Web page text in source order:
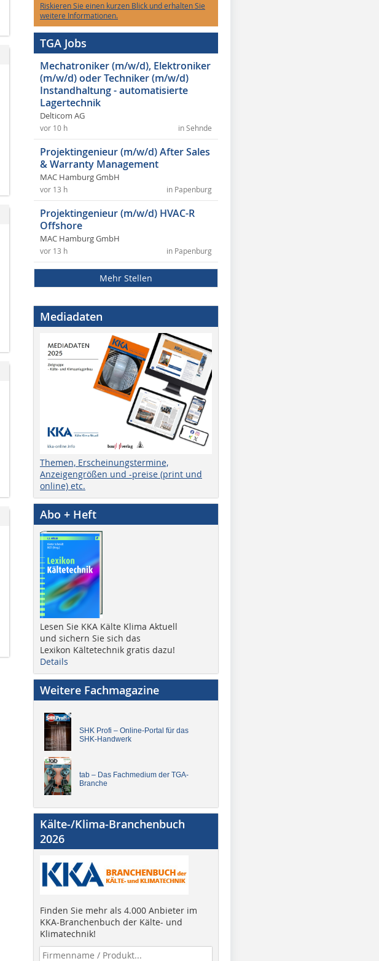
Riskieren Sie einen kurzen Blick und erhalten Sie
weitere Informationen.
TGA Jobs
Mechatroniker (m/w/d), Elektroniker
(m/w/d) oder Techniker (m/w/d)
Instandhaltung - automatisierte
Lagertechnik
Delticom AG
in Sehnde
vor 10 h
Projektingenieur (m/w/d) After Sales
& Warranty Management
MAC Hamburg GmbH
in Papenburg
vor 13 h
Projektingenieur (m/w/d) HVAC-R
Offshore
MAC Hamburg GmbH
in Papenburg
vor 13 h
Mehr Stellen
Mediadaten
Themen, Erscheinungstermine,
Anzeigengrößen und -preise (print und
online) etc.
Abo + Heft
Lesen Sie KKA Kälte Klima Aktuell
und sichern Sie sich das
Lexikon Kältetechnik gratis dazu!
Details
Weitere Fachmagazine
SHK Profi – Online-Portal für das
SHK-Handwerk
tab – Das Fachmedium der TGA-
Branche
Kälte-/Klima-Branchenbuch
2026
Finden Sie mehr als 4.000 Anbieter im
KKA-Branchenbuch der Kälte- und
Klimatechnik!